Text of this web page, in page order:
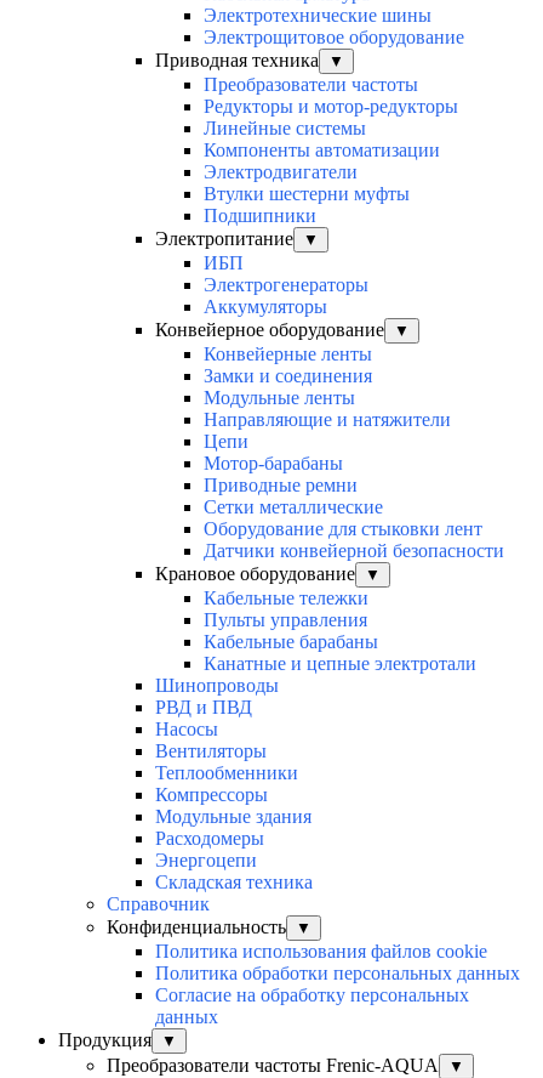
Электротехнические шины
Электрощитовое оборудование
Приводная техника
▼
Преобразователи частоты
Редукторы и мотор-редукторы
Линейные системы
Компоненты автоматизации
Электродвигатели
Втулки шестерни муфты
Подшипники
Электропитание
▼
ИБП
Электрогенераторы
Аккумуляторы
Конвейерное оборудование
▼
Конвейерные ленты
Замки и соединения
Модульные ленты
Направляющие и натяжители
Цепи
Мотор-барабаны
Приводные ремни
Сетки металлические
Оборудование для стыковки лент
Датчики конвейерной безопасности
Крановое оборудование
▼
Кабельные тележки
Пульты управления
Кабельные барабаны
Канатные и цепные электротали
Шинопроводы
РВД и ПВД
Насосы
Вентиляторы
Теплообменники
Компрессоры
Модульные здания
Расходомеры
Энергоцепи
Складская техника
Справочник
Конфиденциальность
▼
Политика использования файлов cookie
Политика обработки персональных данных
Согласие на обработку персональных
данных
Продукция
▼
Преобразователи частоты Frenic-AQUA ▼